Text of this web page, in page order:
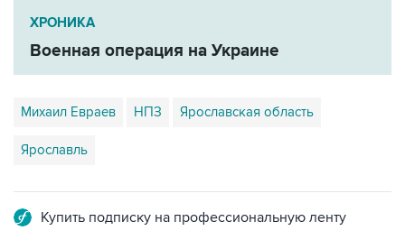
ХРОНИКА
Военная операция на Украине
Михаил Евраев НПЗ Ярославская область
Ярославль
Купить подписку на профессиональную ленту